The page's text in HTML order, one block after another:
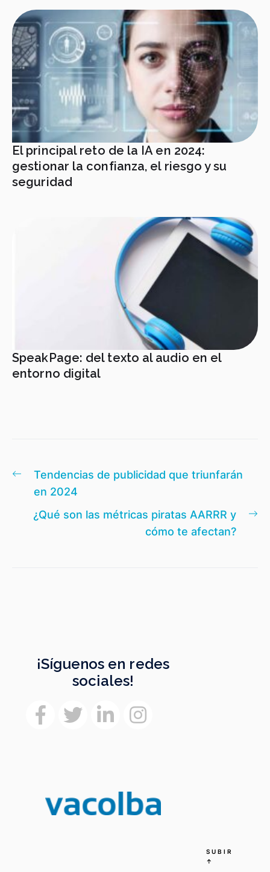
El principal reto de la IA en 2024:
gestionar la confianza, el riesgo y su
seguridad
SpeakPage: del texto al audio en el
entorno digital
Navegación
entradas
Entrada
anterior:
Tendencias de publicidad que triunfarán
en 2024
¿Qué son las métricas piratas AARRR y
cómo te afectan?
¡Síguenos en redes
sociales!
SUBIR
↑